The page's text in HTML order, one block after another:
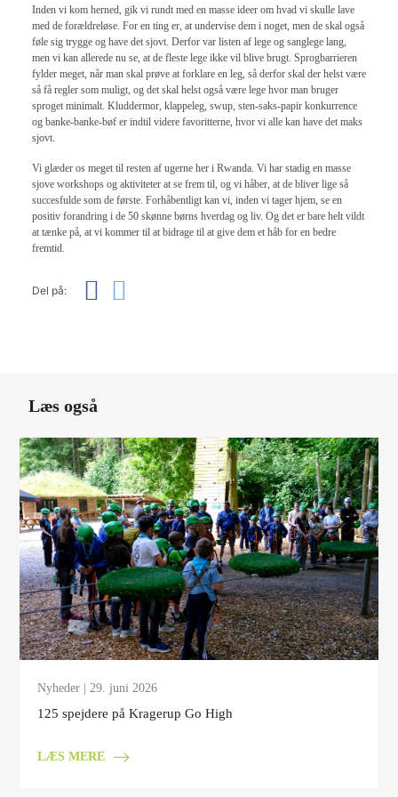
Inden vi kom herned, gik vi rundt med en masse ideer om hvad vi skulle lave
med de forældreløse. For en ting er, at undervise dem i noget, men de skal også
føle sig trygge og have det sjovt. Derfor var listen af lege og sanglege lang,
men vi kan allerede nu se, at de fleste lege ikke vil blive brugt. Sprogbarrieren
fylder meget, når man skal prøve at forklare en leg, så derfor skal der helst være
så få regler som muligt, og det skal helst også være lege hvor man bruger
sproget minimalt. Kluddermor, klappeleg, swup, sten-saks-papir konkurrence
og banke-banke-bøf er indtil videre favoritterne, hvor vi alle kan have det maks
sjovt.
Vi glæder os meget til resten af ugerne her i Rwanda. Vi har stadig en masse
sjove workshops og aktiviteter at se frem til, og vi håber, at de bliver lige så
succesfulde som de første. Forhåbentligt kan vi, inden vi tager hjem, se en
positiv forandring i de 50 skønne børns hverdag og liv. Og det er bare helt vildt
at tænke på, at vi kommer til at bidrage til at give dem et håb for en bedre
fremtid.
Del på:
Læs også
Nyheder | 29. juni 2026
125 spejdere på Kragerup Go High
LÆS MERE